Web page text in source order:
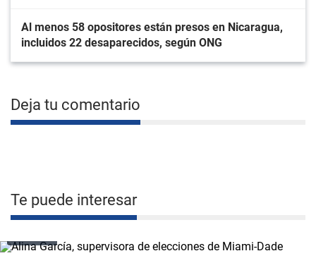
Al menos 58 opositores están presos en Nicaragua,
incluidos 22 desaparecidos, según ONG
Deja tu comentario
Te puede interesar